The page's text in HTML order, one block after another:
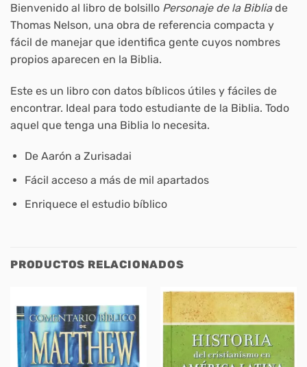
Bienvenido al libro de bolsillo Personaje de la Bibliade
Thomas Nelson, una obra de referencia compacta y
fácil de manejar que identifica gente cuyos nombres
propios aparecen en la Biblia.
Este es un libro con datos bíblicos útiles y fáciles de
encontrar. Ideal para todo estudiante de la Biblia. Todo
aquel que tenga una Biblia lo necesita.
De Aarón a Zurisadai
Fácil acceso a más de mil apartados
Enriquece el estudio bíblico
PRODUCTOS RELACIONADOS